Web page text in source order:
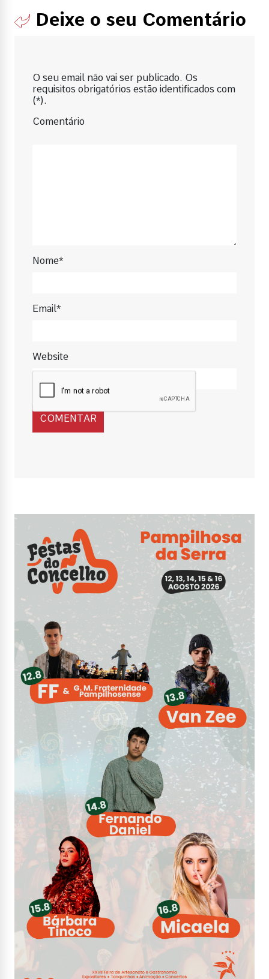
Deixe o seu Comentário
O seu email não vai ser publicado. Os
requisitos obrigatórios estão identificados com
(*).
Comentário
Nome*
Email*
Website